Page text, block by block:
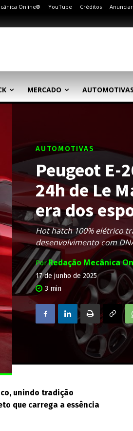
Online® YouTube Créditos Anunciar
MERCADO AUTOMOTIVAS
AUTOMOTIVAS
Peugeot E-
24h de Le
era dos
Hot hatch 100% elétrico
desenvolvimento com
PorRedação Mecânica
17 de junho de 2025
3 min
unindo tradição
que carrega a essência